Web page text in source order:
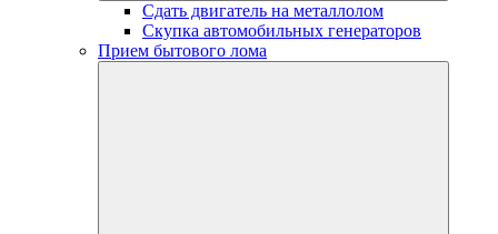
Сдать двигатель на металлолом
Скупка автомобильных генераторов
Прием бытового лома